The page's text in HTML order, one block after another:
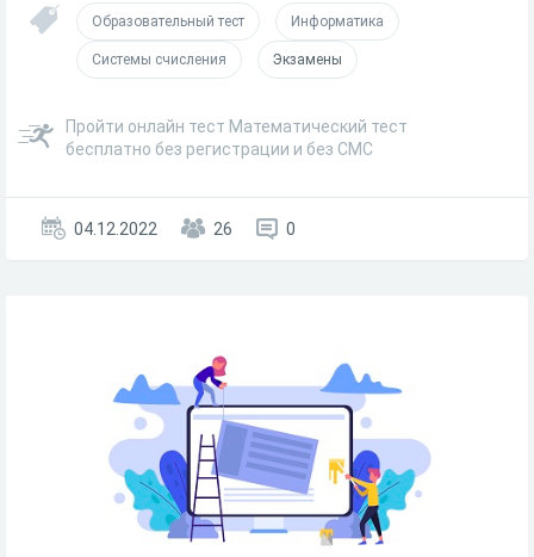
Образовательный тест Информатика
Системы счисления Экзамены
Пройти онлайн тест Математический тест
бесплатно без регистрации и без СМС
04.12.2022 26 0